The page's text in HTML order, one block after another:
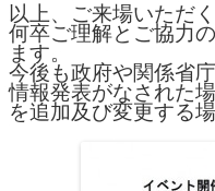
以上、ご来場いただ
何卒ご理解とご協力
ます。
今後も政府や関係省
情報発表がなされた
を追加及び変更する